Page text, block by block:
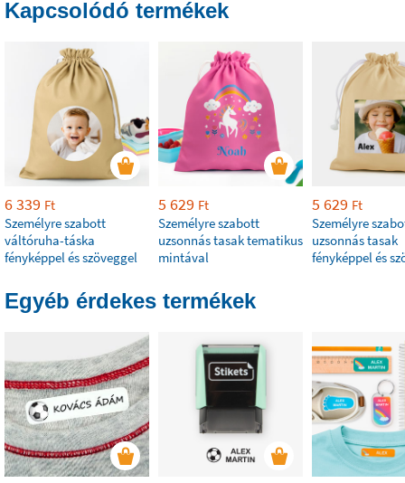
Kapcsolódó termékek
6 339 Ft
Személyre szabott
váltóruha-táska
fényképpel és szöveggel
5 629 Ft
Személyre szabott
uzsonnás tasak tematikus
mintával
5 629 Ft
Személyre
uzsonnás tasak
fényképpel és
Egyéb érdekes termékek